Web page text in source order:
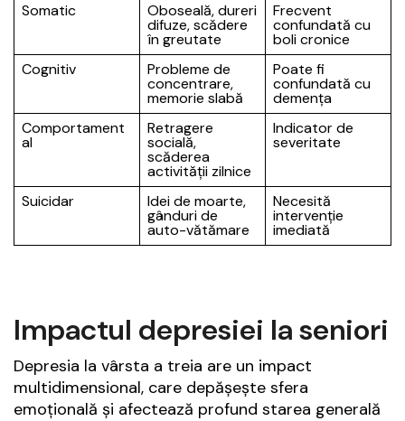
Somatic Oboseală, dureri
difuze, scădere
în greutate
Frecvent
confundată cu
boli cronice
Cognitiv
Probleme de
concentrare,
memorie slabă
Poate fi
confundată cu
demența
Comportament
al
Retragere
socială,
scăderea
activității zilnice
Indicator de
severitate
Suicidar Idei de moarte,
gânduri de
auto-vătămare
Necesită
intervenție
imediată
Impactul depresiei la seniori
Depresia la vârsta a treia are un impact
multidimensional, care depășește sfera
emoțională și afectează profund starea generală